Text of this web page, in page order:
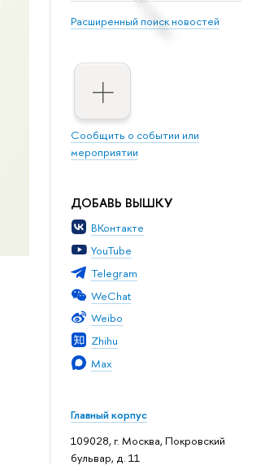
Расширенный поиск новостей
Сообщить о событии или
мероприятии
ДОБАВЬ ВЫШКУ
ВКонтакте
YouTube
Telegram
WeChat
Weibo
Zhihu
Max
Главный корпус
109028, г. Москва, Покровский
бульвар, д. 11